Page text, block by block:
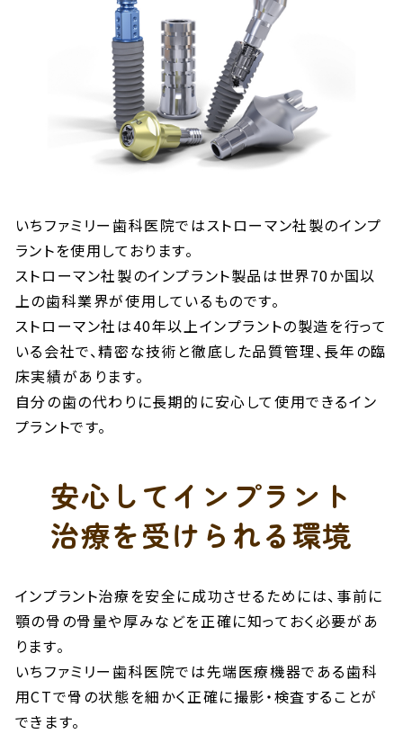
いちファミリー歯科医院ではストローマン社製のインプ
ラントを使用しております。
ストローマン社製のインプラント製品は世界70か国以
上の歯科業界が使用しているものです。
ストローマン社は40年以上インプラントの製造を行って
いる会社で、精密な技術と徹底した品質管理、長年の臨
床実績があります。
自分の歯の代わりに長期的に安心して使用できるイン
プラントです。
安心してインプラント
治療を受けられる環境
インプラント治療を安全に成功させるためには、事前に
顎の骨の骨量や厚みなどを正確に知っておく必要があ
ります。
いちファミリー歯科医院では先端医療機器である歯科
用CTで骨の状態を細かく正確に撮影・検査することが
できます。